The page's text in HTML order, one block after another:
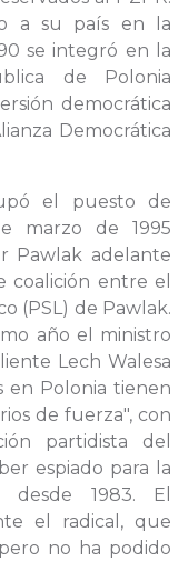
a su país en la
se integró en la
de Polonia
democrática
Democrática
el puesto de
marzo de 1995
Pawlak adelante
coalición entre el
(PSL) de Pawlak.
año el ministro
Lech Walesa
en Polonia tienen
de fuerza", con
partidista del
espiado para la
1983. El
el radical, que
no ha podido